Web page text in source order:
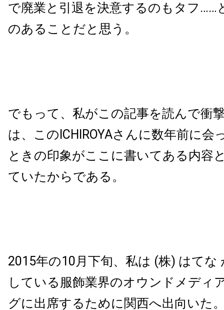
で廃業と引退を決意するのもタフ……
のあることだと思う。
でもって、私がこの記事を読んで衝
は、このICHIROYAさんに数年前に会
ときの印象がここに書いてある内容
ていたからである。
2015年の10月下旬、私は (株) はてな
している服飾業界のオウンドメディ
グに出席するために関西へ出向いた